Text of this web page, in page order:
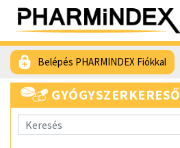
Belépés PHARMINDEX Fiókkal
GYÓGYSZERKERESŐ